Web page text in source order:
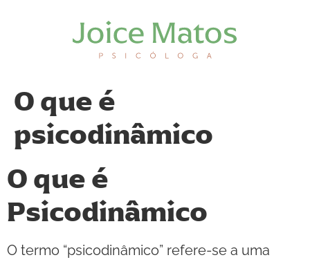
O que é
psicodinâmico
O que é
Psicodinâmico
O termo “psicodinâmico” refere-se a uma